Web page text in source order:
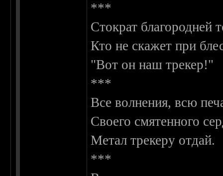
***
Стократ благородней
Кто не скажет при
"Вот он наш трекер!"
***
Все волнения, всю
Своего смятенного
Метал трекеру отдай.
***